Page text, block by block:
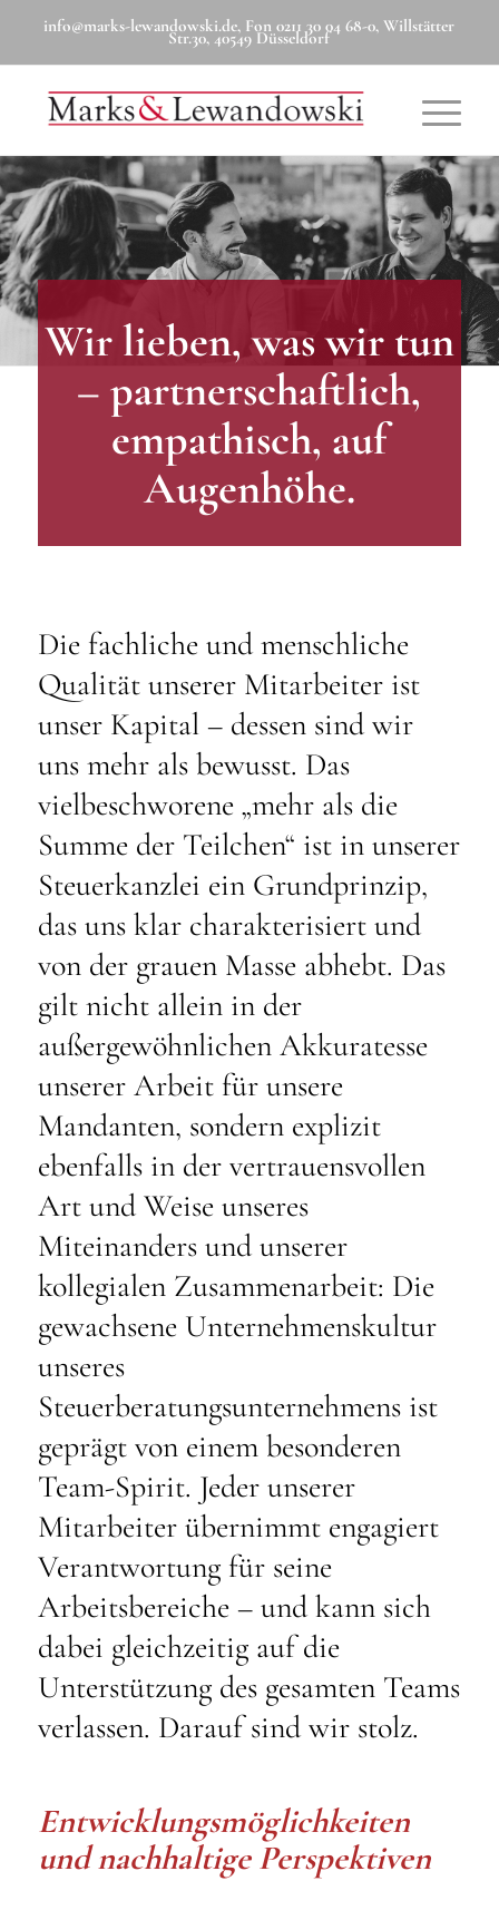
info@marks-lewandowski.de, Fon 0211 30 04 68-0, Willstätter
Str.30, 40549 Düsseldorf
Wir lieben, was wir tun
– partnerschaftlich,
empathisch, auf
Augenhöhe.
Die fachliche und menschliche
Qualität unserer Mitarbeiter ist
unser Kapital – dessen sind wir
uns mehr als bewusst. Das
vielbeschworene „mehr als die
Summe der Teilchen“ ist in unserer
Steuerkanzlei ein Grundprinzip,
das uns klar charakterisiert und
von der grauen Masse abhebt. Das
gilt nicht allein in der
außergewöhnlichen Akkuratesse
unserer Arbeit für unsere
Mandanten, sondern explizit
ebenfalls in der vertrauensvollen
Art und Weise unseres
Miteinanders und unserer
kollegialen Zusammenarbeit: Die
gewachsene Unternehmenskultur
unseres
Steuerberatungsunternehmens ist
geprägt von einem besonderen
Team-Spirit. Jeder unserer
Mitarbeiter übernimmt engagiert
Verantwortung für seine
Arbeitsbereiche – und kann sich
dabei gleichzeitig auf die
Unterstützung des gesamten Teams
verlassen. Darauf sind wir stolz.
Entwicklungsmöglichkeiten
und nachhaltige Perspektiven